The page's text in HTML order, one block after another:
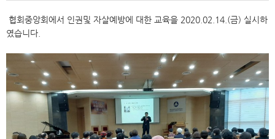
협회중앙회에서 인권및 자살예방에 대한 교육을 2020.02.14.(금) 실시하
였습니다.